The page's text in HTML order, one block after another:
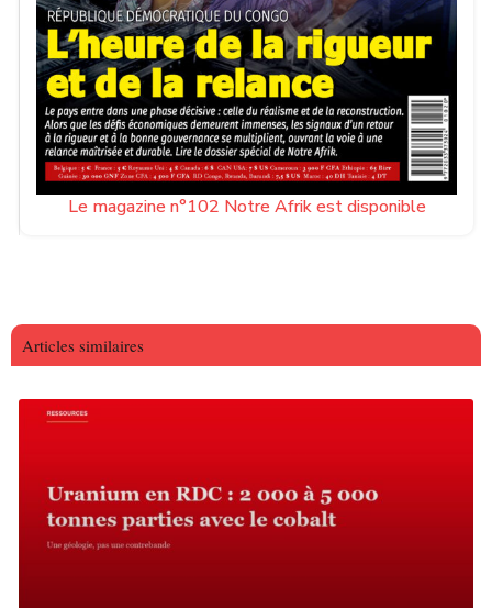
Le magazine n°102 Notre Afrik est disponible
Articles similaires